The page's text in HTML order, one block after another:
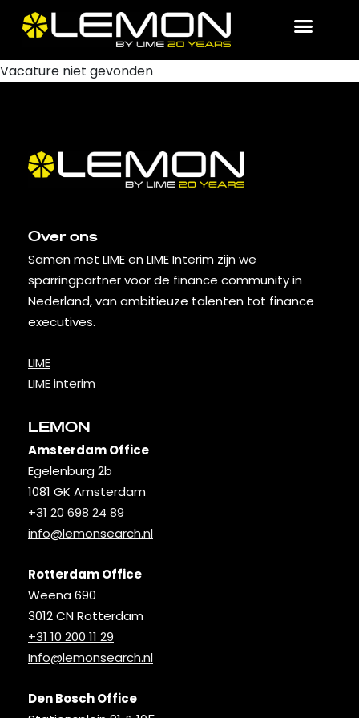
Vacature niet gevonden
Over ons
Samen met LIME en LIME Interim zijn we
sparringpartner voor de finance community in
Nederland, van ambitieuze talenten tot finance
executives.
LIME
LIME interim
LEMON
Amsterdam Office
Egelenburg 2b
1081 GK Amsterdam
+31 20 698 24 89
info@lemonsearch.nl
Rotterdam Office
Weena 690
3012 CN Rotterdam
+31 10 200 11 29
Info@lemonsearch.nl
Den Bosch Office